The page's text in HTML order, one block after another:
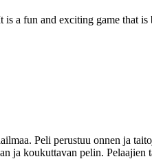
a fun and exciting game that
Peli perustuu onnen ja
ja koukuttavan pelin.